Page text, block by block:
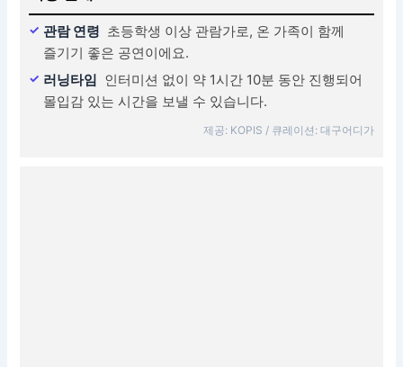
관람 연령 초등학생 이상 관람가로, 온 가족이 함께
즐기기 좋은 공연이에요.
러닝타임 인터미션 없이 약 1시간 10분 동안 진행되어
몰입감 있는 시간을 보낼 수 있습니다.
제공: KOPIS / 큐레이션: 대구어디가